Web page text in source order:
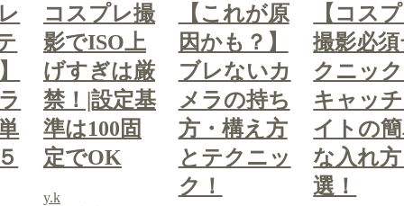
【これが原
因かも？】
ブレないカ
メラの持ち
方・構え方
とテクニッ
【コスプレ
撮影必須テ
クニック】
キャッチラ
イトの簡単
な入れ方５
選！
コスプ
影でISO
げすぎ
禁！|設
準は100
定でOK
y.k